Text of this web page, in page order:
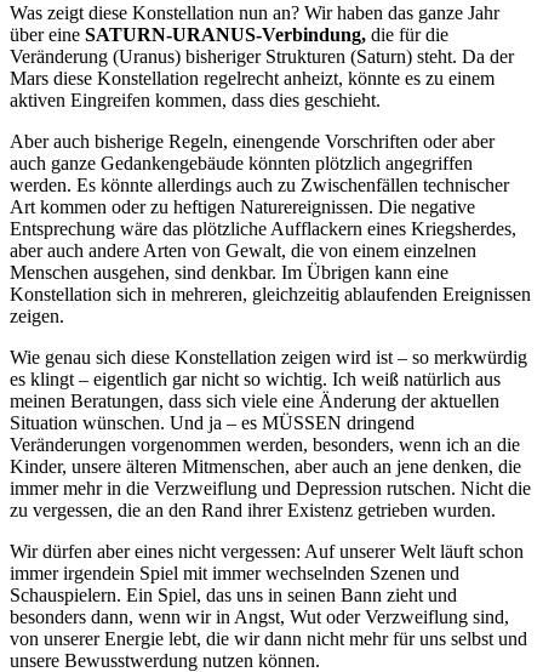
Was zeigt diese Konstellation nun an? Wir haben das ganze Jahr
über eine SATURN-URANUS-Verbindung, die für die
Veränderung (Uranus) bisheriger Strukturen (Saturn) steht. Da der
Mars diese Konstellation regelrecht anheizt, könnte es zu einem
aktiven Eingreifen kommen, dass dies geschieht.
Aber auch bisherige Regeln, einengende Vorschriften oder aber
auch ganze Gedankengebäude könnten plötzlich angegriffen
werden. Es könnte allerdings auch zu Zwischenfällen technischer
Art kommen oder zu heftigen Naturereignissen. Die negative
Entsprechung wäre das plötzliche Aufflackern eines Kriegsherdes,
aber auch andere Arten von Gewalt, die von einem einzelnen
Menschen ausgehen, sind denkbar. Im Übrigen kann eine
Konstellation sich in mehreren, gleichzeitig ablaufenden Ereignissen
zeigen.
Wie genau sich diese Konstellation zeigen wird ist – so merkwürdig
es klingt – eigentlich gar nicht so wichtig. Ich weiß natürlich aus
meinen Beratungen, dass sich viele eine Änderung der aktuellen
Situation wünschen. Und ja – es MÜSSEN dringend
Veränderungen vorgenommen werden, besonders, wenn ich an die
Kinder, unsere älteren Mitmenschen, aber auch an jene denken, die
immer mehr in die Verzweiflung und Depression rutschen. Nicht die
zu vergessen, die an den Rand ihrer Existenz getrieben wurden.
Wir dürfen aber eines nicht vergessen: Auf unserer Welt läuft schon
immer irgendein Spiel mit immer wechselnden Szenen und
Schauspielern. Ein Spiel, das uns in seinen Bann zieht und
besonders dann, wenn wir in Angst, Wut oder Verzweiflung sind,
von unserer Energie lebt, die wir dann nicht mehr für uns selbst und
unsere Bewusstwerdung nutzen können.